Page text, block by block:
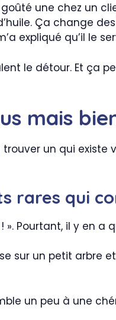
une chez un
Ça change
expliqué qu’il le
le détour. Et ça
mais
un qui existe
rares qui
Pourtant, il y en
sur un petit
un peu à une